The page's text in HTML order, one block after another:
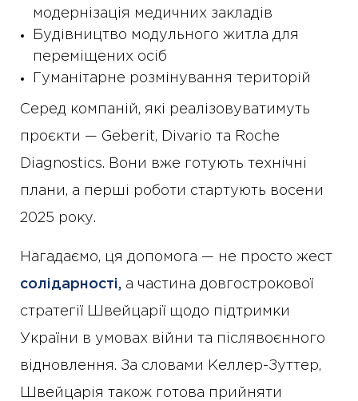
модернізація медичних закладів
Будівництво модульного житла для
переміщених осіб
Гуманітарне розмінування територій
Серед компаній, які реалізовуватимуть
проєкти — Geberit, Divario та Roche
Diagnostics. Вони вже готують технічні
плани, а перші роботи стартують восени
2025 року.
Нагадаємо, ця допомога — не просто жест
солідарності, а частина довгострокової
стратегії Швейцарії щодо підтримки
України в умовах війни та післявоєнного
відновлення. За словами Келлер-Зуттер,
Швейцарія також готова прийняти